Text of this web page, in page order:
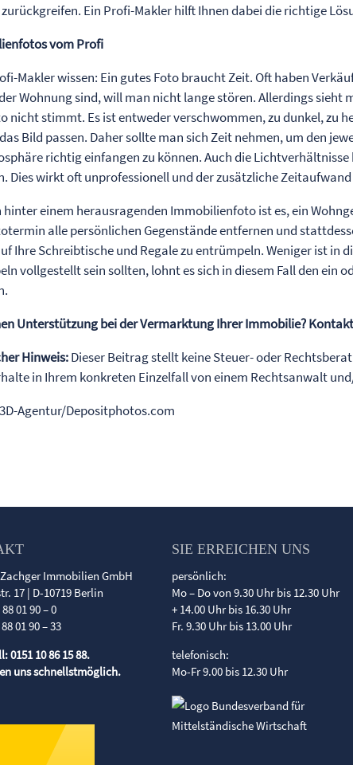
Ein Profi-Makler hilft Ihnen dabei die richtige
vom Profi
Makler wissen: Ein gutes Foto braucht Zeit. Oft haben
Wohnung sind, will man nicht lange stören. Allerdings sieht
nicht stimmt. Es ist entweder verschwommen, zu dunkel, zu
Bild passen. Daher sollte man sich Zeit nehmen, um den
richtig einfangen zu können. Auch die
Dies wirkt oft unprofessionell und der zusätzliche
hinter einem herausragenden Immobilienfoto ist es, ein
alle persönlichen Gegenstände entfernen und
Ihre Schreibtische und Regale zu entrümpeln. Weniger ist in
vollgestellt sein sollten, lohnt es sich in diesem Fall den ein
Unterstützung bei der Vermarktung Ihrer Immobilie?
Hinweis:Dieser Beitrag stellt keine Steuer- oder
in Ihrem konkreten Einzelfall von einem Rechtsanwalt
Agentur/Depositphotos.com
Immobilien GmbH
17 | D-10719 Berlin
01 90 – 0
01 90 – 33
0151 10 86 15 88.
uns schnellstmöglich.
SIE ERREICHEN UNS
persönlich:
Mo – Do von 9.30 Uhr bis 12.30 Uhr
+ 14.00 Uhr bis 16.30 Uhr
Fr. 9.30 Uhr bis 13.00 Uhr
telefonisch:
Mo-Fr 9.00 bis 12.30 Uhr